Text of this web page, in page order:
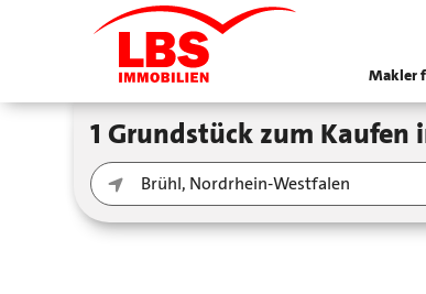
Makler
1 Grundstück zum